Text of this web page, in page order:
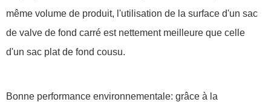
même volume de produit, l'utilisation de la surface d'un sac
de valve de fond carré est nettement meilleure que celle
d'un sac plat de fond cousu.
Bonne performance environnementale: grâce à la